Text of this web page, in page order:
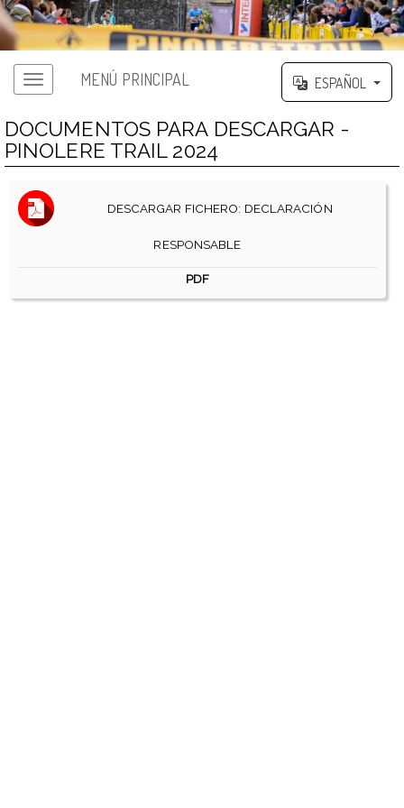
MENÚ PRINCIPAL ESPAÑOL
DOCUMENTOS PARA DESCARGAR -
PINOLERE TRAIL 2024
DESCARGAR FICHERO: DECLARACIÓN
RESPONSABLE
PDF